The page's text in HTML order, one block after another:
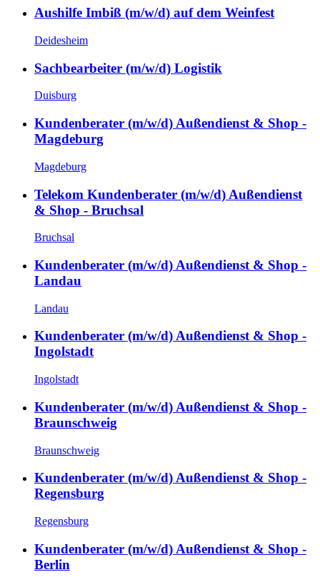
Aushilfe Imbiß (m/w/d) auf dem Weinfest
Deidesheim
Sachbearbeiter (m/w/d) Logistik
Duisburg
Kundenberater (m/w/d) Außendienst & Shop -
Magdeburg
Magdeburg
Telekom Kundenberater (m/w/d) Außendienst
& Shop - Bruchsal
Bruchsal
Kundenberater (m/w/d) Außendienst & Shop -
Landau
Landau
Kundenberater (m/w/d) Außendienst & Shop -
Ingolstadt
Ingolstadt
Kundenberater (m/w/d) Außendienst & Shop -
Braunschweig
Braunschweig
Kundenberater (m/w/d) Außendienst & Shop -
Regensburg
Regensburg
Kundenberater (m/w/d) Außendienst & Shop -
Berlin